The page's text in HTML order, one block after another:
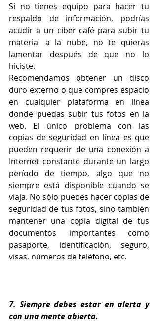
Si no tienes equipo para hacer tu
respaldo de información, podrías
acudir a un ciber café para subir tu
material a la nube, no te quieras
lamentar después de que no lo
hiciste.
Recomendamos obtener un disco
duro externo o que compres espacio
en cualquier plataforma en línea
donde puedas subir tus fotos en la
web. El único problema con las
copias de seguridad en línea es que
pueden requerir de una conexión a
Internet constante durante un largo
período de tiempo, algo que no
siempre está disponible cuando se
viaja. No sólo puedes hacer copias de
seguridad de tus fotos, sino también
mantener una copia digital de tus
documentos importantes como
pasaporte, identificación, seguro,
visas, números de teléfono, etc.
7. Siempre debes estar en alerta y
con una mente abierta.